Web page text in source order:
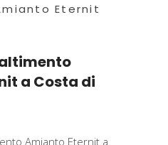
Eternit
a Costa di